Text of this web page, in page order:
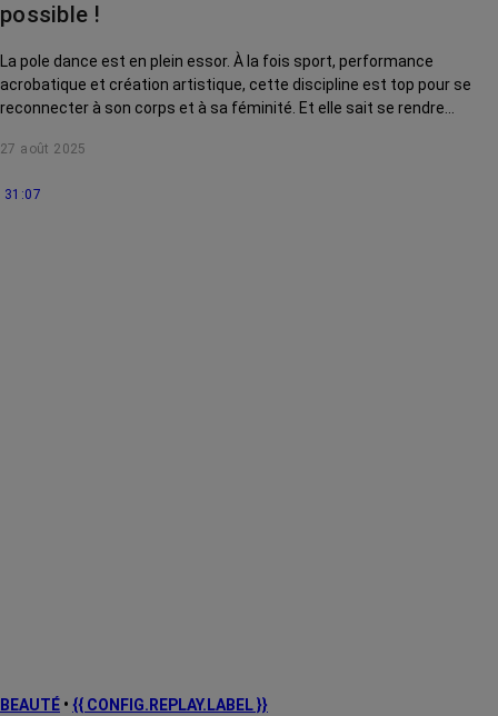
possible !
La pole dance est en plein essor. À la fois sport, performance
acrobatique et création artistique, cette discipline est top pour se
reconnecter à son corps et à sa féminité. Et elle sait se rendre
Démonstration.
27 août 2025
31:07
BEAUTÉ • {{ CONFIG.REPLAY.LABEL }}